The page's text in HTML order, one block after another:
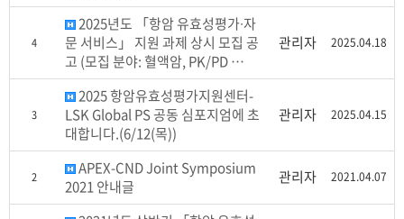
4
2025년도 「항암 유효성평가∙자
문 서비스」 지원 과제 상시 모집 공
고 (모집 분야: 혈액암, PK/PD …
관리자 2025.04.18
3
2025 항암유효성평가지원센터-
LSK Global PS 공동 심포지엄에 초
대합니다.(6/12(목))
관리자 2025.04.15
2
APEX-CND Joint Symposium
2021 안내글
관리자 2021.04.07